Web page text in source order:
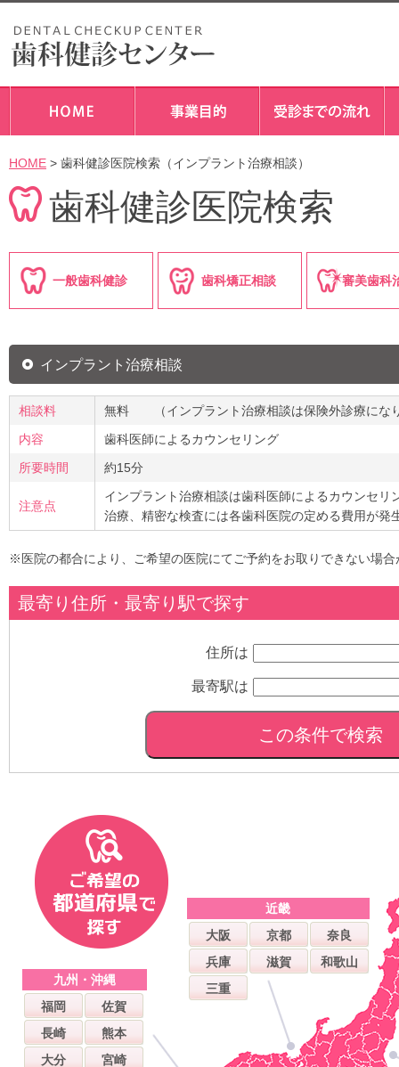
HOME > 歯科健診医院検索（インプラント治療相談）
歯科健診医院検索
一般歯科健診 歯科矯正相談 審美歯科
インプラント治療相談
相談料
無料 （インプラント治療相談は保険外診療にな
内容
歯科医師によるカウンセリング
所要時間
約15分
注意点
インプラント治療相談は歯科医師によるカウンセリ
治療、精密な検査には各歯科医院の定める費用が発
※医院の都合により、ご希望の医院にてご予約をお取りできない場合
最寄り住所・最寄り駅で探す
住所は
最寄駅は
近畿
大阪
京都
奈良
兵庫
滋賀
和歌山
三重
九州・沖縄
福岡
佐賀
長崎
熊本
大分
宮崎